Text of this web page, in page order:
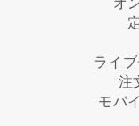
ライ
注
モバ